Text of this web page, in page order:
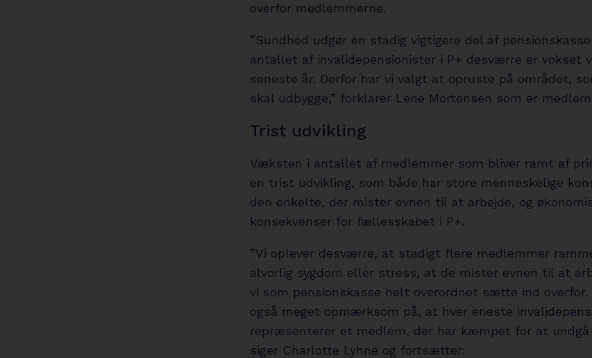
overfor medlemmerne.
”Sundhed udgør en stadig vigtigere del af
antallet af invalidepensionister i P+ desværre er vokset
seneste år. Derfor har vi valgt at opruste på området,
skal udbygge,” forklarer Lene Mortensen som er
Trist udvikling
Væksten i antallet af medlemmer som bliver ramt af
en trist udvikling, som både har store menneskelige
den enkelte, der mister evnen til at arbejde, og
konsekvenser for fællesskabet i P+.
”Vi oplever desværre, at stadigt flere medlemmer
alvorlig sygdom eller stress, at de mister evnen til at
vi som pensionskasse helt overordnet sætte ind overfor.
også meget opmærksom på, at hver eneste
repræsenterer et medlem, der har kæmpet for at undgå
siger Charlotte Lyhne og fortsætter: